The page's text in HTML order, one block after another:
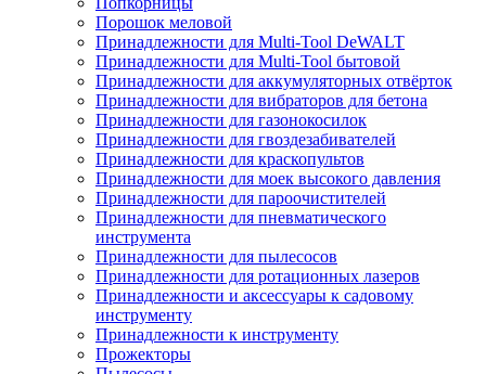
Порошок меловой
Принадлежности для Multi-Tool DeWALT
Принадлежности для Multi-Tool бытовой
Принадлежности для аккумуляторных отвёрток
Принадлежности для вибраторов для бетона
Принадлежности для газонокосилок
Принадлежности для гвоздезабивателей
Принадлежности для краскопультов
Принадлежности для моек высокого давления
Принадлежности для пароочистителей
Принадлежности для пневматического
инструмента
Принадлежности для пылесосов
Принадлежности для ротационных лазеров
Принадлежности и аксессуары к садовому
инструменту
Принадлежности к инструменту
Прожекторы